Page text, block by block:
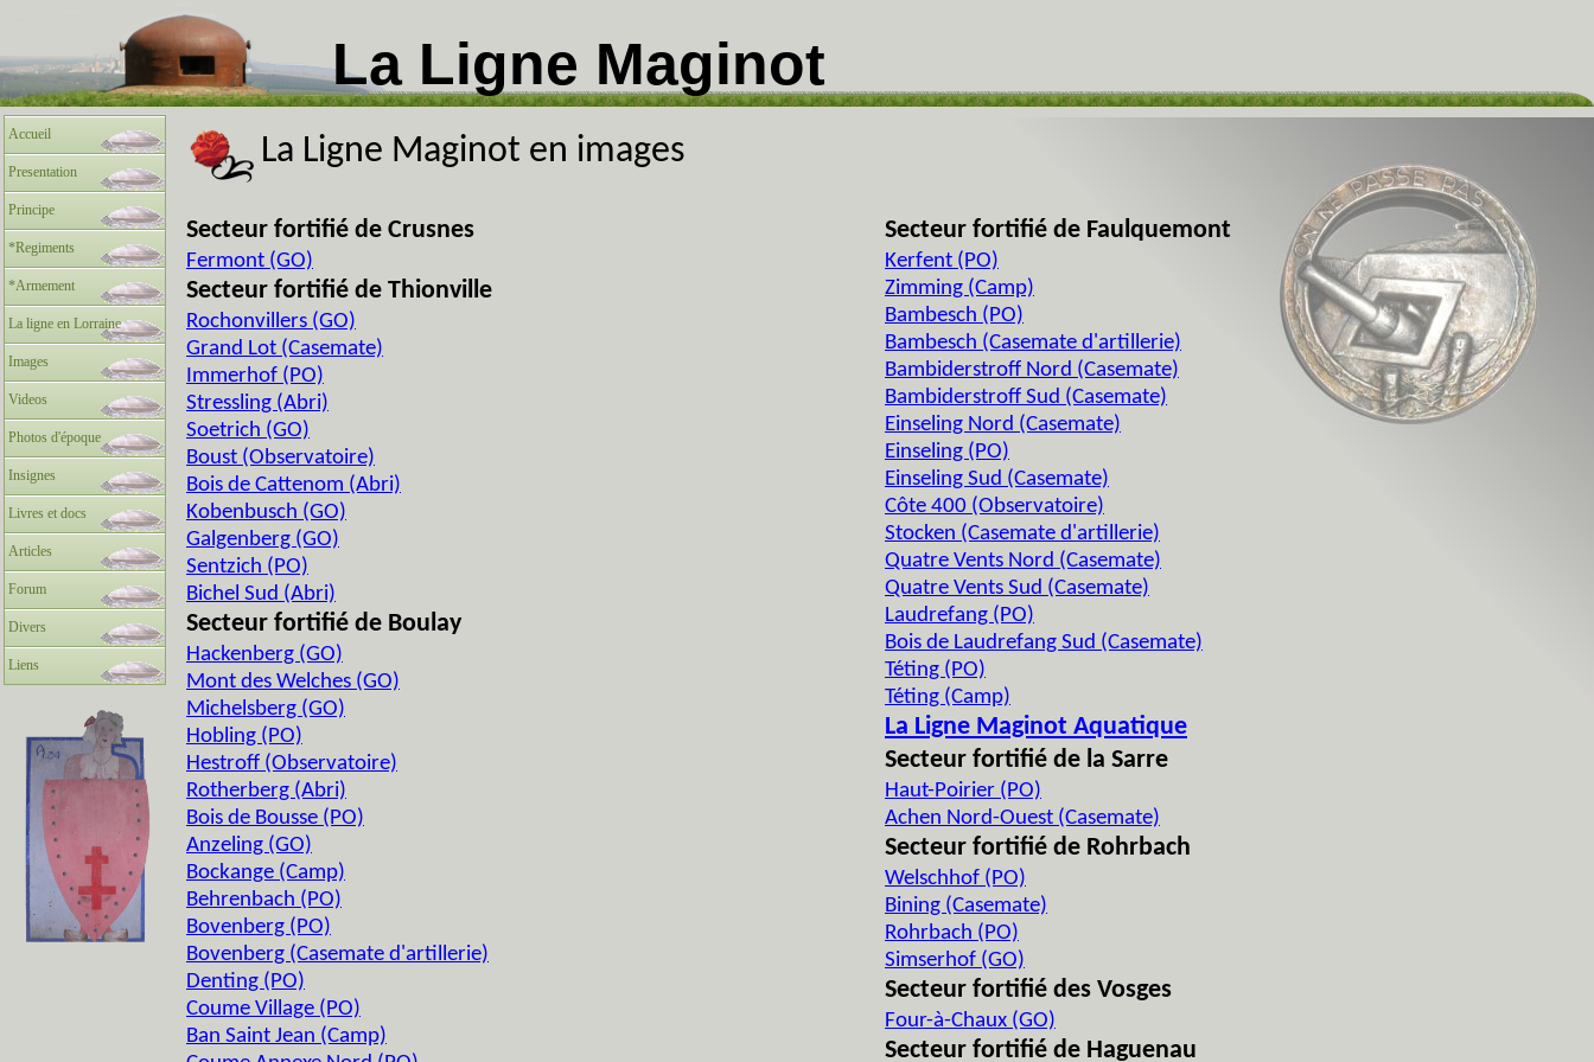
La Ligne Maginot
Accueil
Presentation
Principe
*Regiments
*Armement
La ligne en Lorraine
Images
Videos
Photos d'époque
Insignes
Livres et docs
Articles
Forum
Divers
Liens
La Ligne Maginot en images
Secteur fortifié de Crusnes
Fermont (GO)
Secteur fortifié de Thionville
Rochonvillers (GO)
Grand Lot (Casemate)
Immerhof (PO)
Stressling (Abri)
Soetrich (GO)
Boust (Observatoire)
Bois de Cattenom (Abri)
Kobenbusch (GO)
Galgenberg (GO)
Sentzich (PO)
Bichel Sud (Abri)
Secteur fortifié de Boulay
Hackenberg (GO)
Mont des Welches (GO)
Michelsberg (GO)
Hobling (PO)
Hestroff (Observatoire)
Rotherberg (Abri)
Bois de Bousse (PO)
Anzeling (GO)
Bockange (Camp)
Behrenbach (PO)
Bovenberg (PO)
Bovenberg (Casemate d'artillerie)
Denting (PO)
Coume Village (PO)
Ban Saint Jean (Camp)
Secteur fortifié de Faulquemont
Kerfent (PO)
Zimming (Camp)
Bambesch (PO)
Bambesch (Casemate d'artillerie)
Bambiderstroff Nord (Casemate)
Bambiderstroff Sud (Casemate)
Einseling Nord (Casemate)
Einseling (PO)
Einseling Sud (Casemate)
Côte 400 (Observatoire)
Stocken (Casemate d'artillerie)
Quatre Vents Nord (Casemate)
Quatre Vents Sud (Casemate)
Laudrefang (PO)
Bois de Laudrefang Sud (Casemate)
Téting (PO)
Téting (Camp)
La Ligne Maginot Aquatique
Secteur fortifié de la Sarre
Haut-Poirier (PO)
Achen Nord-Ouest (Casemate)
Secteur fortifié de Rohrbach
Welschhof (PO)
Bining (Casemate)
Rohrbach (PO)
Simserhof (GO)
Secteur fortifié des Vosges
Four-à-Chaux (GO)
Secteur fortifié de Haguenau